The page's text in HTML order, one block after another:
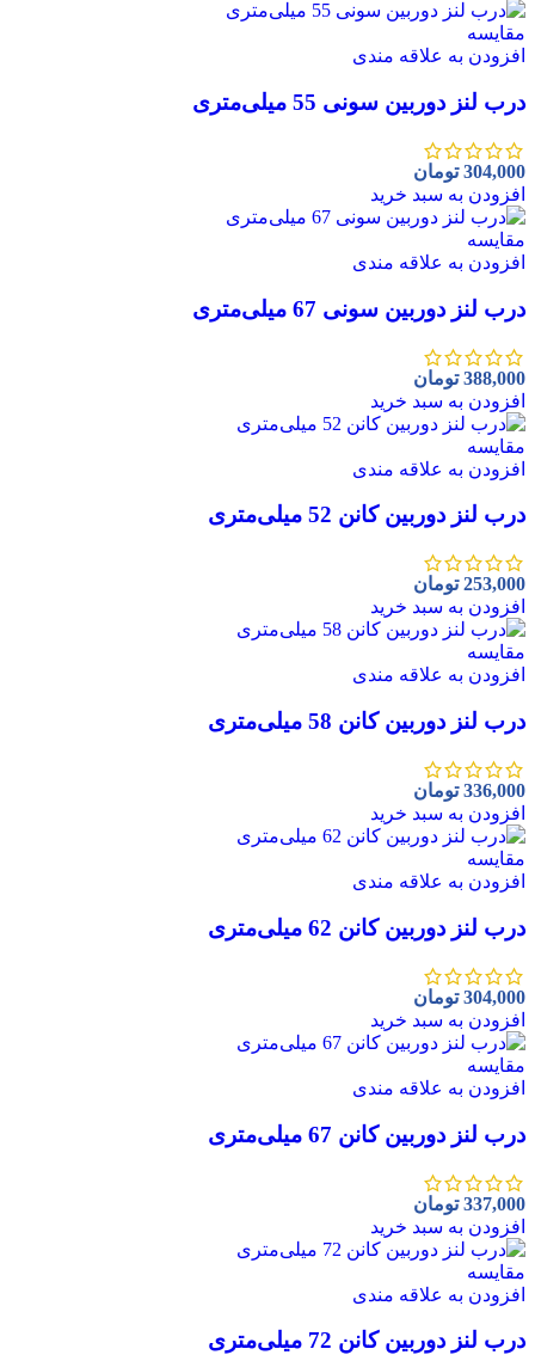
مقايسه
افزودن به علاقه مندی
درب لنز دوربین سونی 55 میلی‌متری
304,000 تومان
افزودن به سبد خرید
مقايسه
افزودن به علاقه مندی
درب لنز دوربین سونی 67 میلی‌متری
388,000 تومان
افزودن به سبد خرید
مقايسه
افزودن به علاقه مندی
درب لنز دوربین کانن 52 میلی‌متری
253,000 تومان
افزودن به سبد خرید
مقايسه
افزودن به علاقه مندی
درب لنز دوربین کانن 58 میلی‌متری
336,000 تومان
افزودن به سبد خرید
مقايسه
افزودن به علاقه مندی
درب لنز دوربین کانن 62 میلی‌متری
304,000 تومان
افزودن به سبد خرید
مقايسه
افزودن به علاقه مندی
درب لنز دوربین کانن 67 میلی‌متری
337,000 تومان
افزودن به سبد خرید
مقايسه
افزودن به علاقه مندی
درب لنز دوربین کانن 72 میلی‌متری